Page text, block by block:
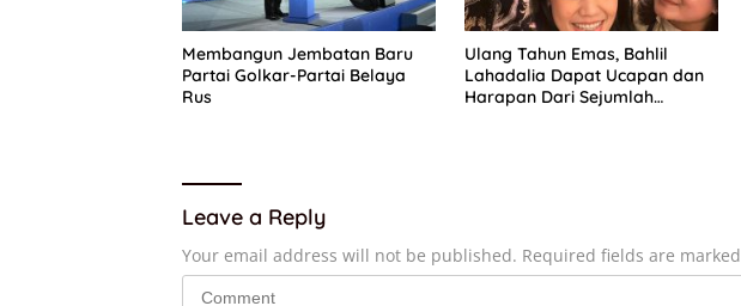
Membangun Jembatan Baru
Partai Golkar-Partai Belaya
Rus
Ulang Tahun Emas, Bahlil
Lahadalia Dapat Ucapan dan
Harapan Dari Sejumlah
Leave a Reply
Your email address will not be published. Required fields are marked